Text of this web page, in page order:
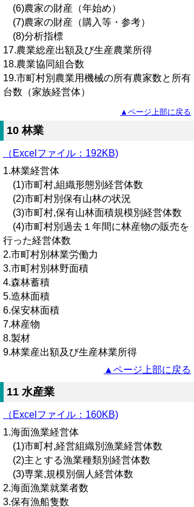
(6)農家の財産（年始め）
(7)農家の財産（購入等・参考）
(8)分析指標
17.農業総産出額及び生産農業所得
18.農業協同組合数
19.市町村別農業用機械の所有農家数と所有
台数（家族経営体）
▲ページ上部に戻る
10 林業
（Excelファイル：192KB)
1.林業経営体
(1)市町村,組織形態別経営体数
(2)市町村別保有山林の状況
(3)市町村,保有山林面積規模別経営体数
(4)市町村別過去１年間に林産物の販売を
行った経営体数
2.市町村別林業労働力
3.市町村別林野面積
4.森林蓄積
5.造林面積
6.保安林面積
7.林産物
8.製材
9.林業産出額及び生産林業所得
▲ページ上部に戻る
11 水産業
（Excelファイル：160KB)
1.海面漁業経営体
(1)市町村,経営組織別漁業経営体数
(2)主とする漁業種類別経営体数
(3)専業,規模別個人経営体数
2.海面漁業就業者数
3.保有漁船隻数